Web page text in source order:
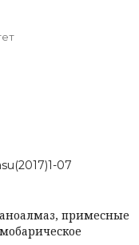
07
примесные